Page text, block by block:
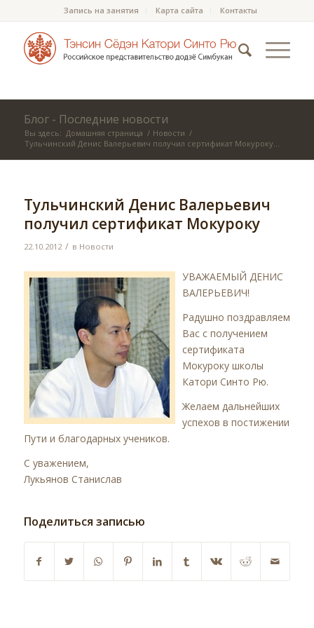
Запись на занятия Карта сайта Контакты
Блог - Последние новости
Вы здесь: Домашняя страница / Новости /
Тульчинский Денис Валерьевич получил сертификат Мокуроку...
Тульчинский Денис Валерьевич
получил сертификат Мокуроку
22.10.2012 / в Новости
УВАЖАЕМЫЙ ДЕНИС
ВАЛЕРЬЕВИЧ!
Радушно поздравляем
Вас с получением
сертификата
Мокуроку школы
Катори Синто Рю.
Желаем дальнейших
успехов в постижении
Пути и благодарных учеников.
С уважением,
Лукьянов Станислав
Поделиться записью